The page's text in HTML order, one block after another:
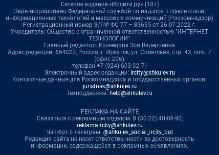
Сетевое издание «Ирсити.ру» (18+)
Зарегистрировано Федеральной службой по надзору в сфере связи,
информационных технологий и массовых коммуникаций (Роскомнадзор)
Регистрационный номер ЭЛ № ФС 77 – 83655 от 26.07.2022 г.
Учредитель: Общество с ограниченной ответственностью "ИНТЕРНЕТ
ТЕХНОЛОГИИ"
Главный редактор: Кузнецова Зоя Валерьевна
Адрес редакции: 664022, Россия, г. Иркутск, ул. Советская, стр. 42, пом. 7
(офис 206),
телефон +7 (924) 603 02 71
Электронный адрес редакции: ircity@shkulev.ru
Контактные данные для Роскомнадзора и государственных органов:
juristnsk@shkulev.ru
Техподдержка: help@shkulev.ru
РЕКЛАМА НА САЙТЕ
Связаться с рекламным отделом: 8 (30-22) 40-08-90,
reklamaircity@shkulev.ru
Чат-бот в телеграм: @shkulev_social_ircity_bot
Редакция сайта не несет ответственности за достоверность
информации, содержащейся в рекламных объявлениях.